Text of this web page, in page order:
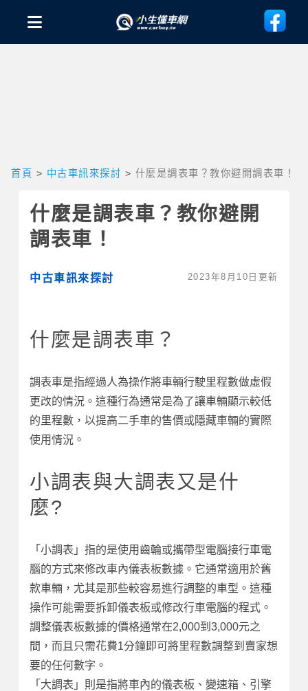
首頁 > 中古車訊來探討 > 什麼是調表車？教你避開調表車！
什麼是調表車？教你避開
調表車！
中古車訊來探討 2023年8月10日更新
什麼是調表車？
調表車是指經過人為操作將車輛行駛里程數做虛假
更改的情況。這種行為通常是為了讓車輛顯示較低
的里程數，以提高二手車的售價或隱藏車輛的實際
使用情況。
小調表與大調表又是什
麼?
「小調表」指的是使用齒輪或攜帶型電腦接行車電
腦的方式來修改車內儀表板數據。它通常適用於舊
款車輛，尤其是那些較容易進行調整的車型。這種
操作可能需要拆卸儀表板或修改行車電腦的程式。
調整儀表板數據的價格通常在2,000到3,000元之
間，而且只需花費1分鐘即可將里程數調整到賣家想
要的任何數字。
「大調表」則是指將車內的儀表板、變速箱、引擎